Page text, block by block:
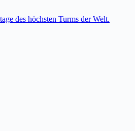
des höchsten Turms der Welt.